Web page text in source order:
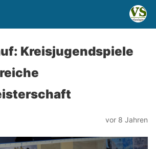
Kreisjugendspiele
vor 8 Jahren